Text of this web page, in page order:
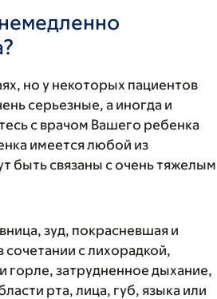
но у некоторых пациентов
серьезные, а иногда и
с врачом Вашего ребенка
имеется любой из
быть связаны с очень тяжелым
зуд, покрасневшая и
с лихорадкой,
горле, затрудненное дыхание,
рта, лица, губ, языка или